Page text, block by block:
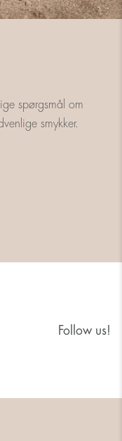
spørgsmål om
smykker.
Follow us!